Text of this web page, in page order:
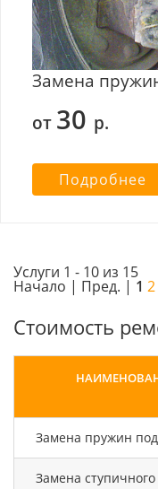
Замена
от 30 р.
Подробнее
Услуги 1 - 10 из 15
Начало | Пред. | 1 2
Стоимость
Замена пружин
Замена